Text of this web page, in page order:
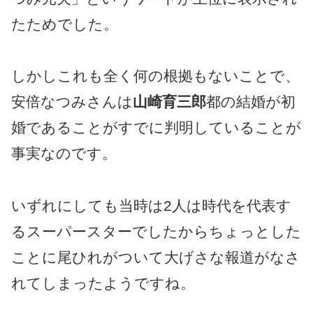
たためでした。
しかしこれも全く何の根拠もないことで、
安倍なつみさんは山崎育三郎都の結婚が初
婚であることがすでに判明していることが
事実なのです。
いずれにしても当時は2人は時代を代表す
るスーパースターでしたからちょっとした
ことに尾ひれがついて大げさな報道がなさ
れてしまったようですね。